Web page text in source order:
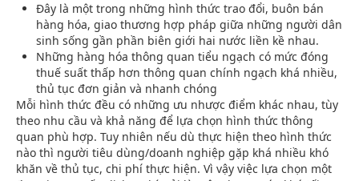
Đây là một trong những hình thức trao đổi, buôn bán
hàng hóa, giao thương hợp pháp giữa những người dân
sinh sống gần phần biên giới hai nước liền kề nhau.
Những hàng hóa thông quan tiểu ngạch có mức đóng
thuế suất thấp hơn thông quan chính ngạch khá nhiều,
thủ tục đơn giản và nhanh chóng
Mỗi hình thức đều có những ưu nhược điểm khác nhau, tùy
theo nhu cầu và khả năng để lựa chọn hình thức thông
quan phù hợp. Tuy nhiên nếu dù thực hiện theo hình thức
nào thì người tiêu dùng/doanh nghiệp gặp khá nhiều khó
khăn về thủ tục, chi phí thực hiện. Vì vậy việc lựa chọn một